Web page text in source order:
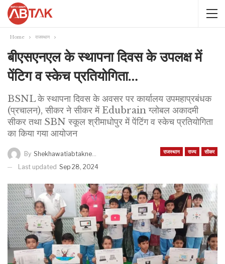
Home राजस्थान
बीएसएनएल के स्थापना दिवस के उपलक्ष में
पेंटिग व स्केच प्रतियोगिता…
BSNL के स्थापना दिवस के अवसर पर कार्यालय उपमहाप्रबंधक
(प्रचालन), सीकर ने सीकर में Edubrain ग्लोबल अकादमी
सीकर तथा SBN स्कूल श्रीमाधोपुर में पेंटिंग व स्केच प्रतियोगिता
का किया गया आयोजन
राजस्थान राज्य सीकर
By Shekhawatiabtaknews
Last updated Sep 28, 2024